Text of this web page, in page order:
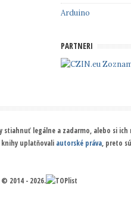
Arduino
PARTNERI
stiahnuť legálne a zadarmo, alebo si
uplatňovali autorské práva, preto
2014 - 2026.